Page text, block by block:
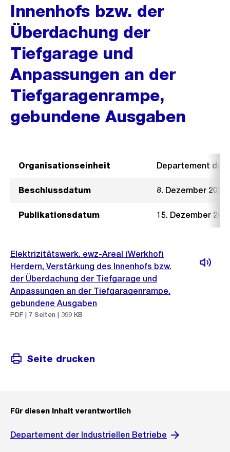
Innenhofs bzw. der
Überdachung der
Tiefgarage und
Anpassungen an der
Tiefgaragenrampe,
gebundene Ausgaben
Organisationseinheit Departement der
Beschlussdatum 8. Dezember 2021
Publikationsdatum 15. Dezember
Elektrizitätswerk, ewz-Areal (Werkhof)
Herdern, Verstärkung des Innenhofs bzw.
der Überdachung der Tiefgarage und
Anpassungen an der Tiefgaragenrampe,
gebundene Ausgaben
PDF | 7 Seiten | 399 KB
Seite drucken
Für diesen Inhalt verantwortlich
Departement der Industriellen Betriebe